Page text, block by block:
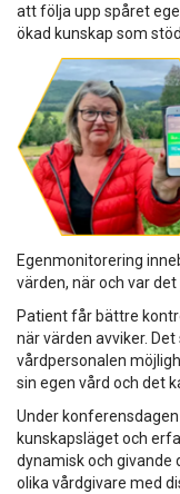
att följa upp spåret
ökad kunskap som
Egenmonitorering
värden, när och var det
Patient får bättre
när värden avviker.
vårdpersonalen
sin egen vård och det
Under
kunskapsläget och
dynamisk och
olika vårdgivare med